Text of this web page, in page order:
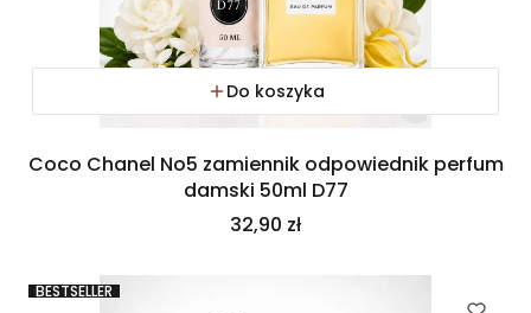
Do koszyka
Coco Chanel No5 zamiennik odpowiednik perfum
damski 50ml D77
Cena
32,90 zł
BESTSELLER